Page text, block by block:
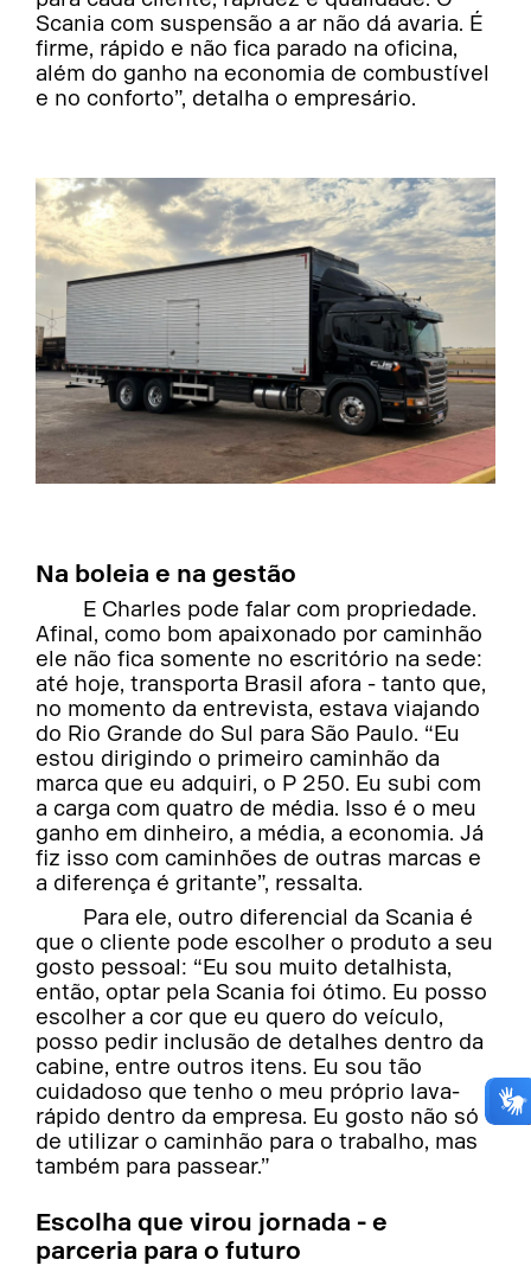
Scania com suspensão a ar não dá avaria. É
firme, rápido e não fica parado na oficina,
além do ganho na economia de combustível
e no conforto”, detalha o empresário.
Na boleia e na gestão
E Charles pode falar com propriedade.
Afinal, como bom apaixonado por caminhão
ele não fica somente no escritório na sede:
até hoje, transporta Brasil afora - tanto que,
no momento da entrevista, estava viajando
do Rio Grande do Sul para São Paulo. “Eu
estou dirigindo o primeiro caminhão da
marca que eu adquiri, o P 250. Eu subi com
a carga com quatro de média. Isso é o meu
ganho em dinheiro, a média, a economia. Já
fiz isso com caminhões de outras marcas e
a diferença é gritante”, ressalta.
Para ele, outro diferencial da Scania é
que o cliente pode escolher o produto a seu
gosto pessoal: “Eu sou muito detalhista,
então, optar pela Scania foi ótimo. Eu posso
escolher a cor que eu quero do veículo,
posso pedir inclusão de detalhes dentro da
cabine, entre outros itens. Eu sou tão
cuidadoso que tenho o meu próprio lava-
rápido dentro da empresa. Eu gosto não só
de utilizar o caminhão para o trabalho, mas
também para passear.”
Escolha que virou jornada - e
parceria para o futuro